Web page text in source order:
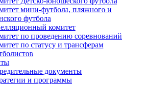
мини-футбола, пляжного и
футбола
комитет
по проведению соревнований
по статусу и трансферам
документы
и программы